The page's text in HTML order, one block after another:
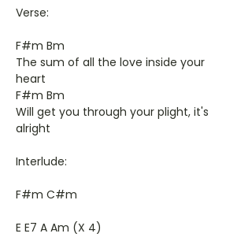
Verse:
F#m Bm
The sum of all the love inside your
heart
F#m Bm
Will get you through your plight, it's
alright
Interlude:
F#m C#m
E E7 A Am (X 4)